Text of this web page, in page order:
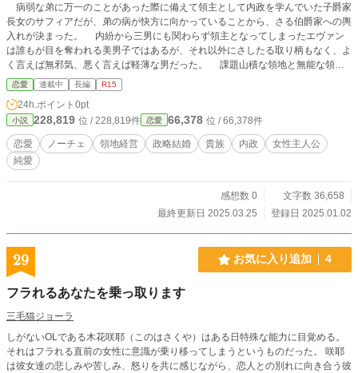
病弱な弟に万一のことがあった際に備えて領主として内政を学んでいた子爵家
長女のサフィアだが、弟の病が快方に向かっていることから、さる伯爵家への輿
入れが決まった。 内紛から三男にも関わらず領主となってしまったエヴァン
は誰もが目を奪われる美男子ではあるが、それ以外にさしたる取り柄もなく、よ
く言えば無邪気、悪く言えば軽薄な男だった。 課題山積な領地と無能な領
主、そんなところに嫁いできたサフィアは学んできたことの全てを注がんと奔走
する。そんな彼女の姿にエヴァンも領地も少しずつ良い方向に変わってい
き……。 奇跡も魔法もないけれど、積み重ねられてきた人の力で世界は変え
られる。新妻伯爵夫人の領地再生計画が今始まる！ ※第18回恋愛小説大賞にノ
ーチェ部門でエントリーしました。 ※本作はノベルバ様にも掲載している同名
作品の序盤を少し加筆して投稿しております。
恋愛 連載中 長編 R15
24h.ポイント 0pt
小説 228,819 位 / 228,819件 恋愛 66,378 位 / 66,378件
恋愛 ノーチェ 領地経営 政略結婚 貴族 内政
女性主人公
純愛
感想数 0
文字数 36,658
最終更新日 2025.03.25
登録日 2025.01.02
29 お気に入り追加 4
フラれるあなたを乗っ取ります
三毛猫ジョーラ
しがないOLである木花咲耶（このはさくや）はある日特殊な能力に目覚める。
それはフラれる直前の女性に意識が乗り移ってしまうというものだった。 咲耶
は彼女達の悲しみや苦しみ、怒りを共に感じながら、恋人との別れに向き合う彼